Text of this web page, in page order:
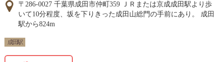
〒286-0027 千葉県成田市仲町359 ＪＲまたは京成成田駅より歩
いて10分程度、坂を下りきった成田山総門の手前にあり。 成田
駅から824m
成田駅